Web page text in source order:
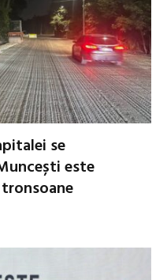
se
este